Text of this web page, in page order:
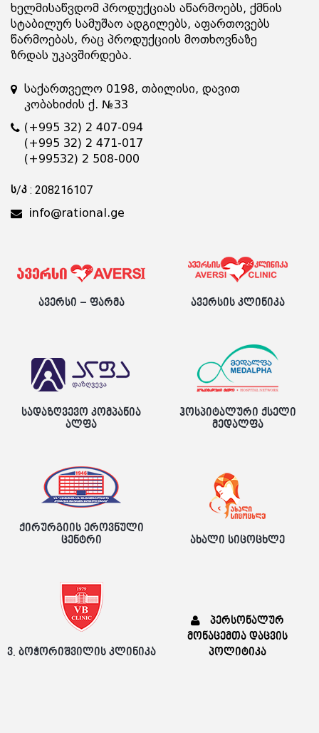
ხელმისაწვდომ პროდუქციას აწარმოებს, ქმნის
სტაბილურ სამუშაო ადგილებს, აფართოვებს
წარმოებას, რაც პროდუქციის მოთხოვნაზე
ზრდას უკავშირდება.
საქართველო 0198, თბილისი, დავით
კობახიძის ქ. №33
(+995 32) 2 407-094
(+995 32) 2 471-017
(+99532) 2 508-000
ს/კ : 208216107
info@rational.ge
ავერსი – ფარმა ავერსის კლინიკა
სადაზღვევო კომპანია
ალფა
ჰოსპიტალური ქსელი
მედალფა
ქირურგიის ეროვნული
ცენტრი
ახალი სიცოცხლე
ვ. ბოჭორიშვილის კლინიკა
პერსონალურ
მონაცემთა დაცვის
პოლიტიკა